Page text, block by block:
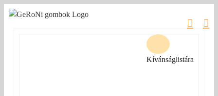
Kihagyás
Kívánságlistára